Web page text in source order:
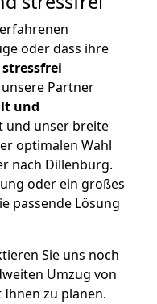
oder dass ihre
Partner
und
und unser breite
optimalen Wahl
nach Dillenburg.
oder ein großes
passende Lösung
Sie uns noch
Umzug von
zu planen.